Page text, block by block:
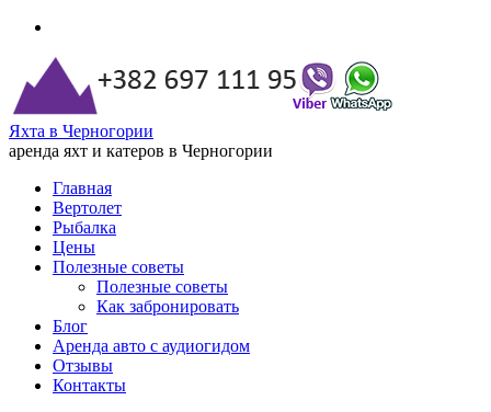
Яхта в Черногории
аренда яхт и катеров в Черногории
Главная
Вертолет
Рыбалка
Цены
Полезные советы
Полезные советы
Как забронировать
Блог
Аренда авто с аудиогидом
Отзывы
Контакты